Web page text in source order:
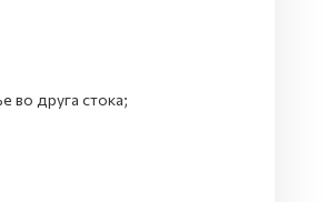
во друга стока;